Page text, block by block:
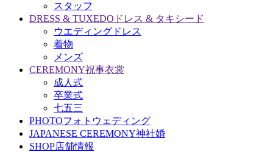
スタッフ
DRESS & TUXEDO ドレス & タキシード
ウエディングドレス
着物
メンズ
CEREMONY祝事衣裳
成人式
卒業式
七五三
PHOTOフォトウェディング
JAPANESE CEREMONY神社婚
SHOP店舗情報